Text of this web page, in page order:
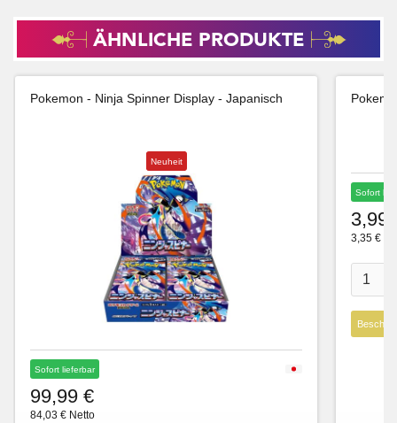
ÄHNLICHE PRODUKTE
Pokemon - Ninja Spinner Display - Japanisch
Neuheit
Sofort lieferbar
99,99 €
84,03 € Netto
Sofort
3,99
3,35 €